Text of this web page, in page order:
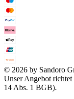
© 2026 by Sandoro
Unser Angebot
14 Abs. 1 BGB).